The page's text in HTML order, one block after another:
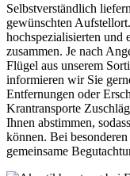
Selbstverständlich
gewünschten
hochspezialisierten und
zusammen. Je nach
Flügel aus unserem
informieren wir Sie
Entfernungen oder
Krantransporte
Ihnen abstimmen,
können. Bei
gemeinsame